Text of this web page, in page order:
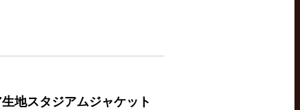
地スタジアムジャケット